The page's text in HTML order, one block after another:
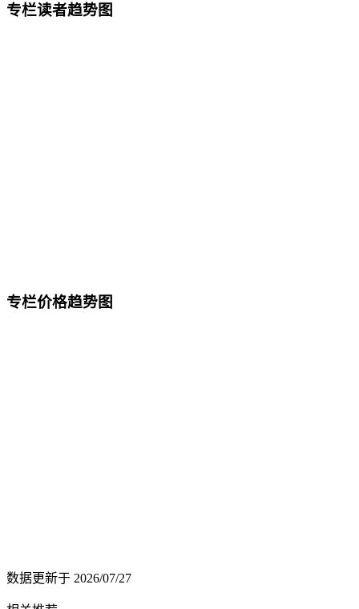
专栏读者趋势图
专栏价格趋势图
数据更新于 2026/07/27